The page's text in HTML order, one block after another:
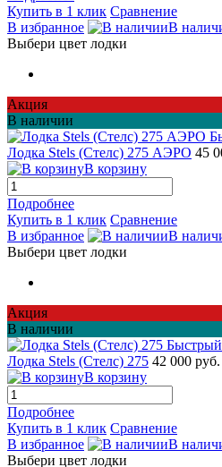
Купить в 1 клик Сравнение
В избранное
В
Выбери цвет лодки
Акция
В наличии
Лодка Stels (Стелс) 275 АЭРО 45
В корзину
Подробнее
Купить в 1 клик Сравнение
В избранное
В
Выбери цвет лодки
Акция
В наличии
Лодка Stels (Стелс) 275 42 000 руб.
В корзину
Подробнее
Купить в 1 клик Сравнение
В избранное
В
Выбери цвет лодки